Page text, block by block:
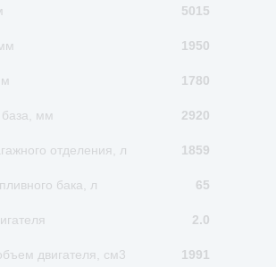
мм
отделения, л
бака, л
двигателя, см3
5015
1950
1780
2920
1859
65
2.0
1991